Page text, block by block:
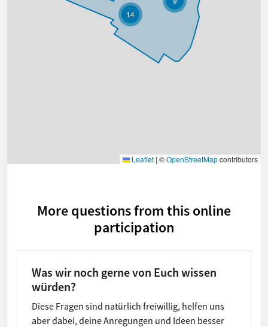
14
Leaflet | ©OpenStreetMapcontributors
More questions from this online
participation
Was wir noch gerne von Euch wissen
würden?
Diese Fragen sind natürlich freiwillig, helfen uns
aber dabei, deine Anregungen und Ideen besser